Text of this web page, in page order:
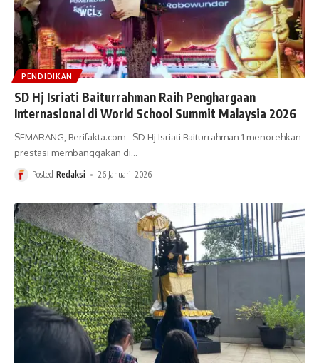
PENDIDIKAN
SD Hj Isriati Baiturrahman Raih Penghargaan
Internasional di World School Summit Malaysia 2026
SEMARANG, Berifakta.com - SD Hj Isriati Baiturrahman 1 menorehkan
prestasi membanggakan di…
Posted Redaksi 26 Januari, 2026